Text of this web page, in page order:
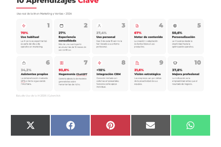
Compartir
en
X
(
Compartir
en
F
a
Compartir
en
P
i
Compartir
en
E
m
en
W
h